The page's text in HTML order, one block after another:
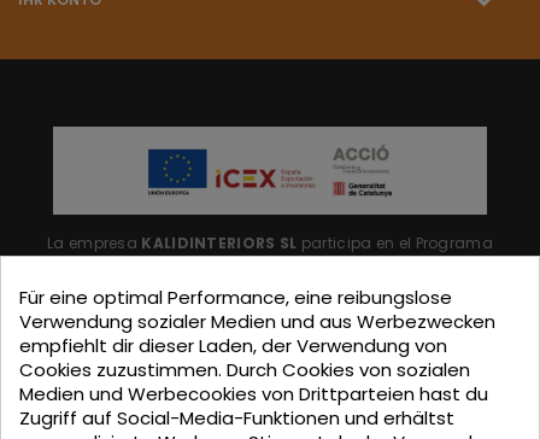
La empresa KALIDINTERIORS SL participa en el Programa
para mitigar las consecuencias adversas de la retirada del
Reino Unido de la Unión.Ayudas concedidas por ICEX en
2023.
Für eine optimal Performance, eine reibungslose
Verwendung sozialer Medien und aus Werbezwecken
empfiehlt dir dieser Laden, der Verwendung von
Cookies zuzustimmen. Durch Cookies von sozialen
Medien und Werbecookies von Drittparteien hast du
Zugriff auf Social-Media-Funktionen und erhältst